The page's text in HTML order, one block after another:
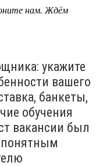
нам. Ждём
укажите
вашего
банкеты,
обучения
вакансии был